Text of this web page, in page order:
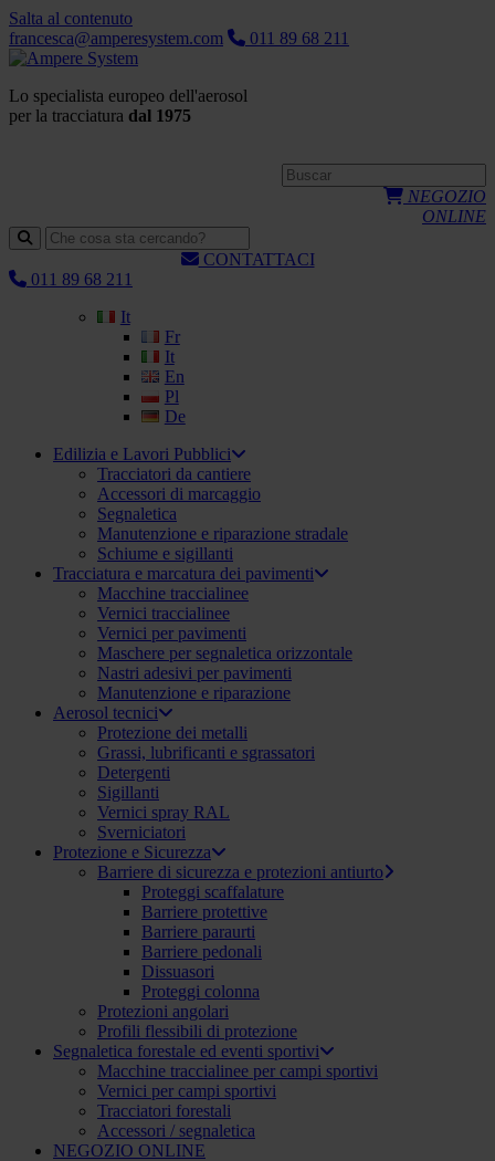
Salta al contenuto
francesca@amperesystem.com
011 89 68 211
Lo specialista europeo dell'aerosol
per la tracciatura dal 1975
NEGOZIO
ONLINE
CONTATTACI
011 89 68 211
It
Fr
It
En
Pl
De
Edilizia e Lavori Pubblici
Tracciatori da cantiere
Accessori di marcaggio
Segnaletica
Manutenzione e riparazione stradale
Schiume e sigillanti
Tracciatura e marcatura dei pavimenti
Macchine traccialinee
Vernici traccialinee
Vernici per pavimenti
Maschere per segnaletica orizzontale
Nastri adesivi per pavimenti
Manutenzione e riparazione
Aerosol tecnici
Protezione dei metalli
Grassi, lubrificanti e sgrassatori
Detergenti
Sigillanti
Vernici spray RAL
Sverniciatori
Protezione e Sicurezza
Barriere di sicurezza e protezioni antiurto
Proteggi scaffalature
Barriere protettive
Barriere paraurti
Barriere pedonali
Dissuasori
Proteggi colonna
Protezioni angolari
Profili flessibili di protezione
Segnaletica forestale ed eventi sportivi
Macchine traccialinee per campi sportivi
Vernici per campi sportivi
Tracciatori forestali
Accessori / segnaletica
NEGOZIO ONLINE